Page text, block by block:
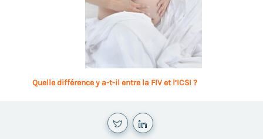
Quelle différence y a-t-il entre la FIV et l’ICSI ?